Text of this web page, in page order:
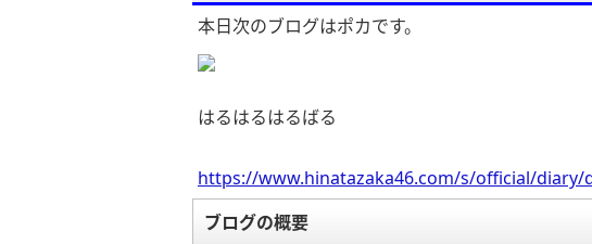
本日次のブログはポカです。
はるはるはるばる
https://www.hinatazaka46.com/s/official/diary/
ブログの概要